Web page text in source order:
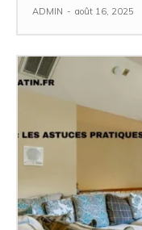
ADMIN - août 16, 2025